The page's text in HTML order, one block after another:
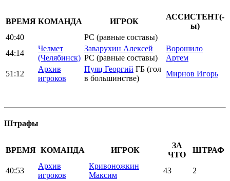
ВРЕМЯ КОМАНДА ИГРОК
АССИСТЕНТ(-
ы)
40:40
РС (равные составы)
44:14
Челмет
(Челябинск)
Заварухин Алексей
РС (равные составы)
Ворошило
Артем
51:12
Архив
игроков
Пуяц Георгий ГБ (гол
в большинстве)
Мирнов Игорь
Штрафы
ВРЕМЯ КОМАНДА ИГРОК
ЗА
ЧТО
ШТРАФ
40:53
Архив
игроков
Кривоножкин
Максим
43 2